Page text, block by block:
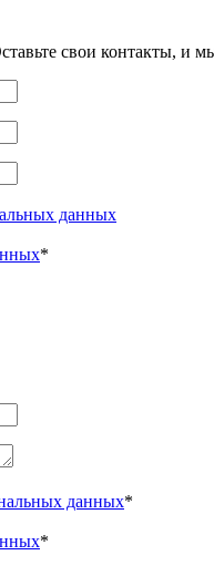
свои контакты, и
данных
*
данных*
*